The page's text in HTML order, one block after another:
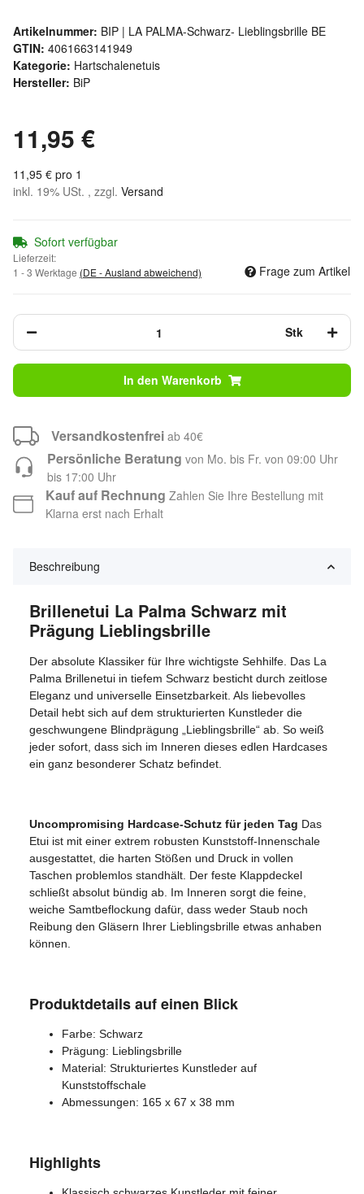
Artikelnummer: BIP | LA PALMA-Schwarz- Lieblingsbrille BE
GTIN: 4061663141949
Kategorie: Hartschalenetuis
Hersteller: BiP
11,95 €
11,95 € pro 1
inkl. 19% USt. , zzgl. Versand
Sofort verfügbar
Lieferzeit:
1 - 3 Werktage (DE - Ausland abweichend) Frage zum Artikel
Stk
In den Warenkorb
Versandkostenfrei ab 40€
Persönliche Beratung von Mo. bis Fr. von 09:00 Uhr
bis 17:00 Uhr
Kauf auf Rechnung Zahlen Sie Ihre Bestellung mit
Klarna erst nach Erhalt
Beschreibung
Brillenetui La Palma Schwarz mit
Prägung Lieblingsbrille
Der absolute Klassiker für Ihre wichtigste Sehhilfe. Das La
Palma Brillenetui in tiefem Schwarz besticht durch zeitlose
Eleganz und universelle Einsetzbarkeit. Als liebevolles
Detail hebt sich auf dem strukturierten Kunstleder die
geschwungene Blindprägung „Lieblingsbrille“ ab. So weiß
jeder sofort, dass sich im Inneren dieses edlen Hardcases
ein ganz besonderer Schatz befindet.
Uncompromising Hardcase-Schutz für jeden Tag Das
Etui ist mit einer extrem robusten Kunststoff-Innenschale
ausgestattet, die harten Stößen und Druck in vollen
Taschen problemlos standhält. Der feste Klappdeckel
schließt absolut bündig ab. Im Inneren sorgt die feine,
weiche Samtbeflockung dafür, dass weder Staub noch
Reibung den Gläsern Ihrer Lieblingsbrille etwas anhaben
können.
Produktdetails auf einen Blick
Farbe: Schwarz
Prägung: Lieblingsbrille
Material: Strukturiertes Kunstleder auf
Kunststoffschale
Abmessungen: 165 x 67 x 38 mm
Highlights